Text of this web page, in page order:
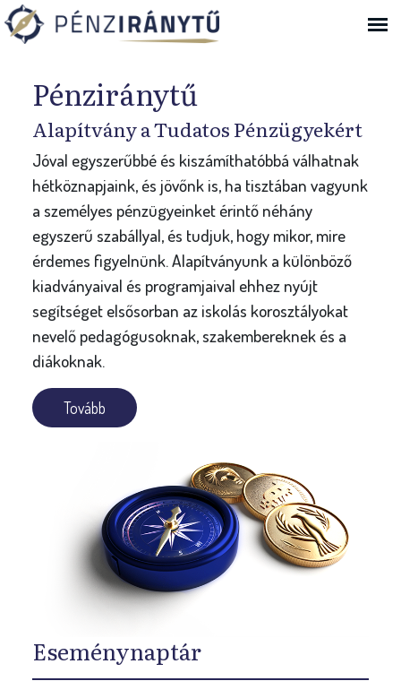
Ugrás a navigációhoz Bejelentkezés
Pénziránytű
Alapítvány a Tudatos Pénzügyekért
Jóval egyszerűbbé és kiszámíthatóbbá válhatnak
hétköznapjaink, és jövőnk is, ha tisztában vagyunk
a személyes pénzügyeinket érintő néhány
egyszerű szabállyal, és tudjuk, hogy mikor, mire
érdemes figyelnünk. Alapítványunk a különböző
kiadványaival és programjaival ehhez nyújt
segítséget elsősorban az iskolás korosztályokat
nevelő pedagógusoknak, szakembereknek és a
diákoknak.
Tovább
Eseménynaptár